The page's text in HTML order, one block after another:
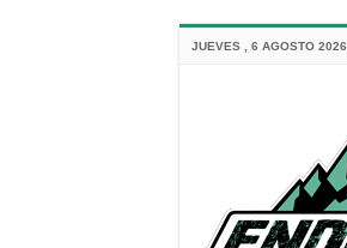
JUEVES , 6 AGOSTO 2026